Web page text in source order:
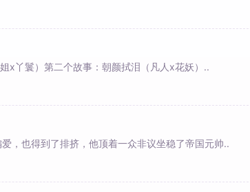
x丫鬟）第二个故事：朝颜拭泪（凡人x花妖）..
，也得到了排挤，他顶着一众非议坐稳了帝国元帅..